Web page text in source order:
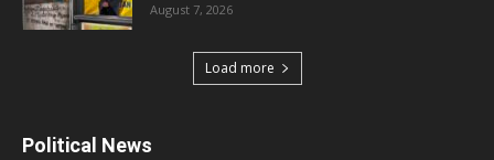
August 7, 2026
Load more
Political News